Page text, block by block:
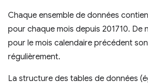
Chaque ensemble de données
pour chaque mois depuis 201710. De
pour le mois calendaire précédent
régulièrement.
La structure des tables de données